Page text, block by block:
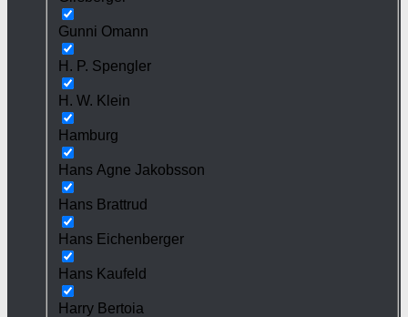
Gunni Omann
H. P. Spengler
H. W. Klein
Hamburg
Hans Agne Jakobsson
Hans Brattrud
Hans Eichenberger
Hans Kaufeld
Harry Bertoia